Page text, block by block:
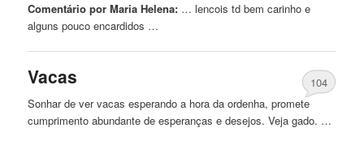
Comentário por Maria Helena: … lencois td bemcarinho e
alguns pouco encardidos …
Vacas
104
Sonhar de ver vacas esperando a hora da ordenha, promete
cumprimento abundante de esperanças e desejos. Veja gado. …